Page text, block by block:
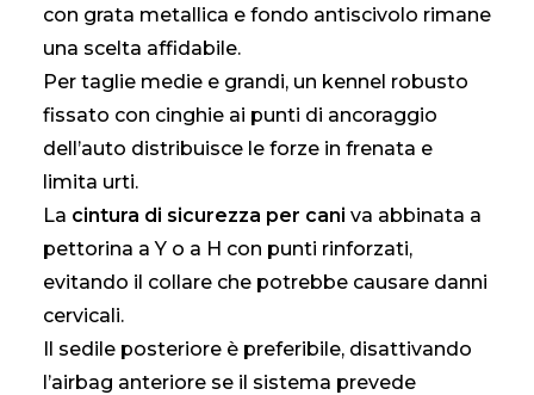
con grata metallica e fondo antiscivolo rimane
una scelta affidabile.
Per taglie medie e grandi, un kennel robusto
fissato con cinghie ai punti di ancoraggio
dell’auto distribuisce le forze in frenata e
limita urti.
La cintura di sicurezza per cani va abbinata a
pettorina a Y o a H con punti rinforzati,
evitando il collare che potrebbe causare danni
cervicali.
Il sedile posteriore è preferibile, disattivando
l’airbag anteriore se il sistema prevede